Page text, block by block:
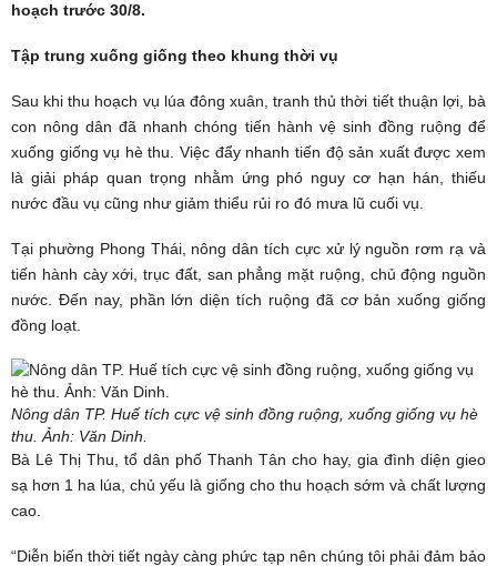
hoạch trước 30/8.
Tập trung xuống giống theo khung thời vụ
Sau khi thu hoạch vụ lúa đông xuân, tranh thủ thời tiết thuận lợi, bà
con nông dân đã nhanh chóng tiến hành vệ sinh đồng ruộng để
xuống giống vụ hè thu. Việc đẩy nhanh tiến độ sản xuất được xem
là giải pháp quan trọng nhằm ứng phó nguy cơ hạn hán, thiếu
nước đầu vụ cũng như giảm thiểu rủi ro đó mưa lũ cuối vụ.
Tại phường Phong Thái, nông dân tích cực xử lý nguồn rơm rạ và
tiến hành cày xới, trục đất, san phẳng mặt ruộng, chủ động nguồn
nước. Đến nay, phần lớn diện tích ruộng đã cơ bản xuống giống
đồng loạt.
Nông dân TP. Huế tích cực vệ sinh đồng ruộng, xuống giống vụ hè
thu. Ảnh: Văn Dinh.
Bà Lê Thị Thu, tổ dân phố Thanh Tân cho hay, gia đình diện gieo
sạ hơn 1 ha lúa, chủ yếu là giống cho thu hoạch sớm và chất lượng
cao.
“Diễn biến thời tiết ngày càng phức tạp nên chúng tôi phải đảm bảo